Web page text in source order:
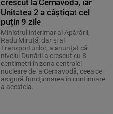
crescut la Cernavodă, iar
Unitatea 2 a câștigat cel
puțin 9 zile
Ministrul interimar al Apărării,
Radu Miruţă, dar şi al
Transporturilor, a anunţat că
nivelul Dunării a crescut cu 8
centimetri în zona centralei
nucleare de la Cernavodă, ceea ce
asigură funcţionarea în continuare
a acesteia.